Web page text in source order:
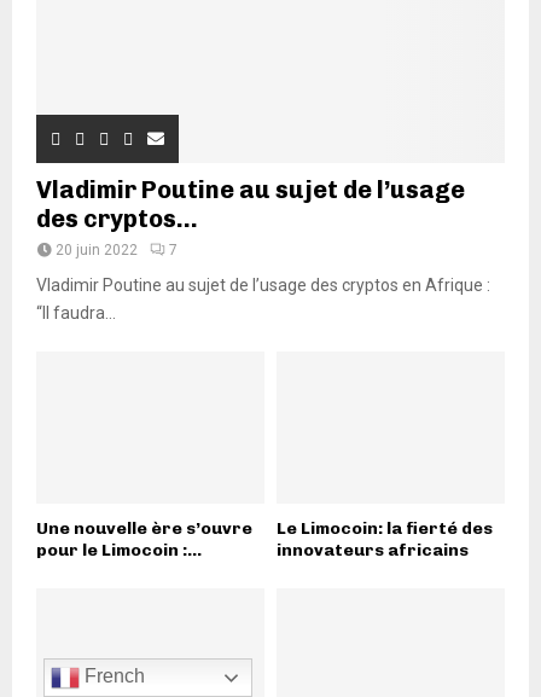
Vladimir Poutine au sujet de l’usage
des cryptos...
20 juin 2022 7
Vladimir Poutine au sujet de l’usage des cryptos en Afrique :
“Il faudra...
Une nouvelle ère s’ouvre
pour le Limocoin :...
Le Limocoin: la fierté des
innovateurs africains
French